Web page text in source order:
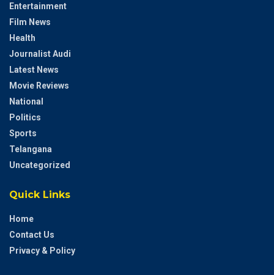
Entertainment
Film News
Health
Journalist Audi
Latest News
Movie Reviews
National
Politics
Sports
Telangana
Uncategorized
Quick Links
Home
Contact Us
Privacy & Policy